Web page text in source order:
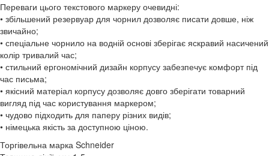
Переваги цього текстового маркеру очевидні:
• збільшений резервуар для чорнил дозволяє писати довше, ніж
звичайно;
• спеціальне чорнило на водній основі зберігає яскравий насичений
колір тривалий час;
• стильний ергономічний дизайн корпусу забезпечує комфорт під
час письма;
• якісний матеріал корпусу дозволяє довго зберігати товарний
вигляд під час користування маркером;
• чудово підходить для паперу різних видів;
• німецька якість за доступною ціною.
Торгівельна марка Schneider